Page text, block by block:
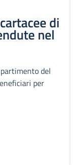
di
nel
del
per